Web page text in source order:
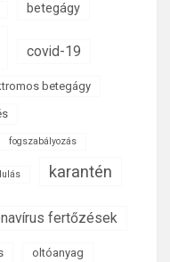
betegágy
covid-19
betegágy
fogszabályozás
karantén
fertőzések
oltóanyag